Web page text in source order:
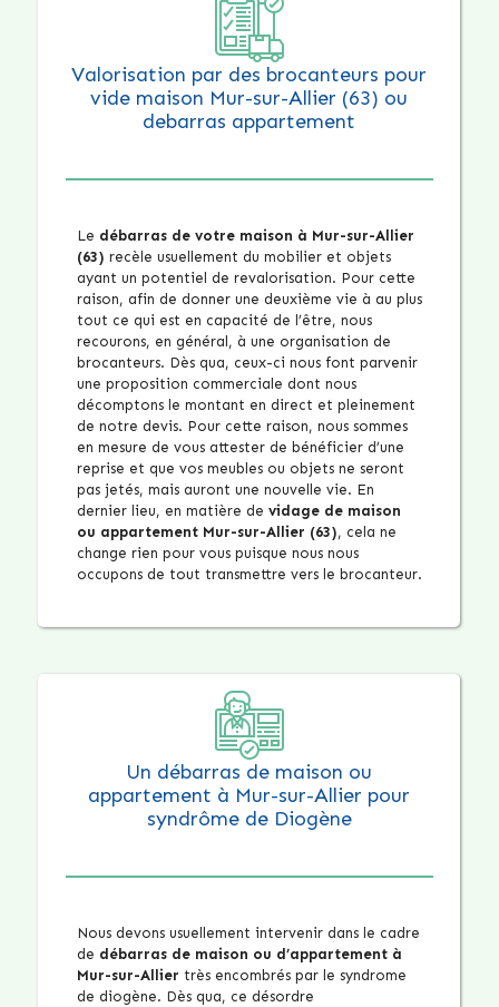
Valorisation par des brocanteurs pour
vide maison Mur-sur-Allier (63) ou
debarras appartement
Le débarras de votre maison à Mur-sur-Allier
(63) recèle usuellement du mobilier et objets
ayant un potentiel de revalorisation. Pour cette
raison, afin de donner une deuxième vie à au plus
tout ce qui est en capacité de l’être, nous
recourons, en général, à une organisation de
brocanteurs. Dès qua, ceux-ci nous font parvenir
une proposition commerciale dont nous
décomptons le montant en direct et pleinement
de notre devis. Pour cette raison, nous sommes
en mesure de vous attester de bénéficier d’une
reprise et que vos meubles ou objets ne seront
pas jetés, mais auront une nouvelle vie. En
dernier lieu, en matière de vidage de maison
ou appartement Mur-sur-Allier (63), cela ne
change rien pour vous puisque nous nous
occupons de tout transmettre vers le brocanteur.
Un débarras de maison ou
appartement à Mur-sur-Allier pour
syndrôme de Diogène
Nous devons usuellement intervenir dans le cadre
de débarras de maison ou d’appartement à
Mur-sur-Allier très encombrés par le syndrome
de diogène. Dès qua, ce désordre